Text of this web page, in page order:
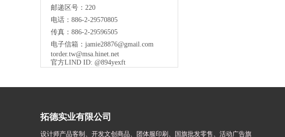
邮递区号：220
电话：886-2-29570805
传真：886-2-29596505
电子信箱： jamie28876@gmail.com
torder.tw@msa.hinet.net
官方LIND ID: @894yexft
拓德实业有限公司
设计师产品客制、开发文创商品、团体服印刷、 国旗批发零售、活动广告旗